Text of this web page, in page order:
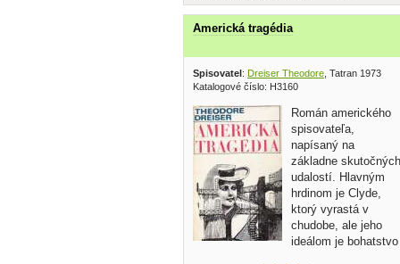
Americká tragédia
Spisovatel : Dreiser Theodore , Tatran 1973
Katalogové číslo: H3160
Román amerického
spisovateľa,
napísaný na
základne skutočných
udalostí. Hlavným
hrdinom je Clyde,
ktorý vyrastá v
chudobe, ale jeho
ideálom je bohatstvo